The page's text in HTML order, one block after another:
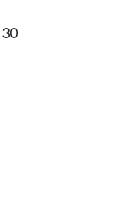
30